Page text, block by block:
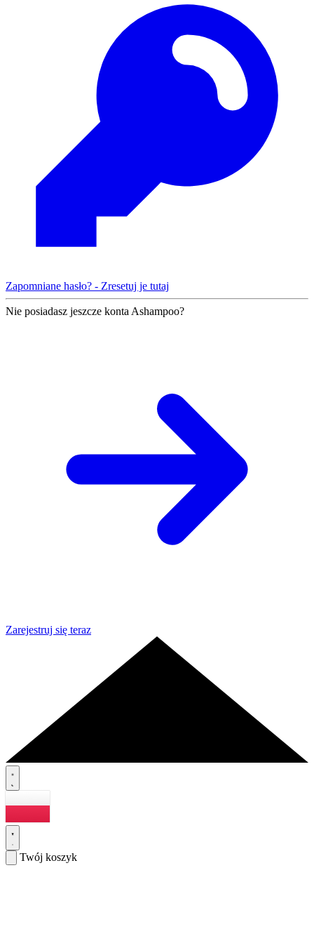
Zapomniane hasło? - Zresetuj je tutaj
Nie posiadasz jeszcze konta Ashampoo?
Zarejestruj się teraz
Twój koszyk